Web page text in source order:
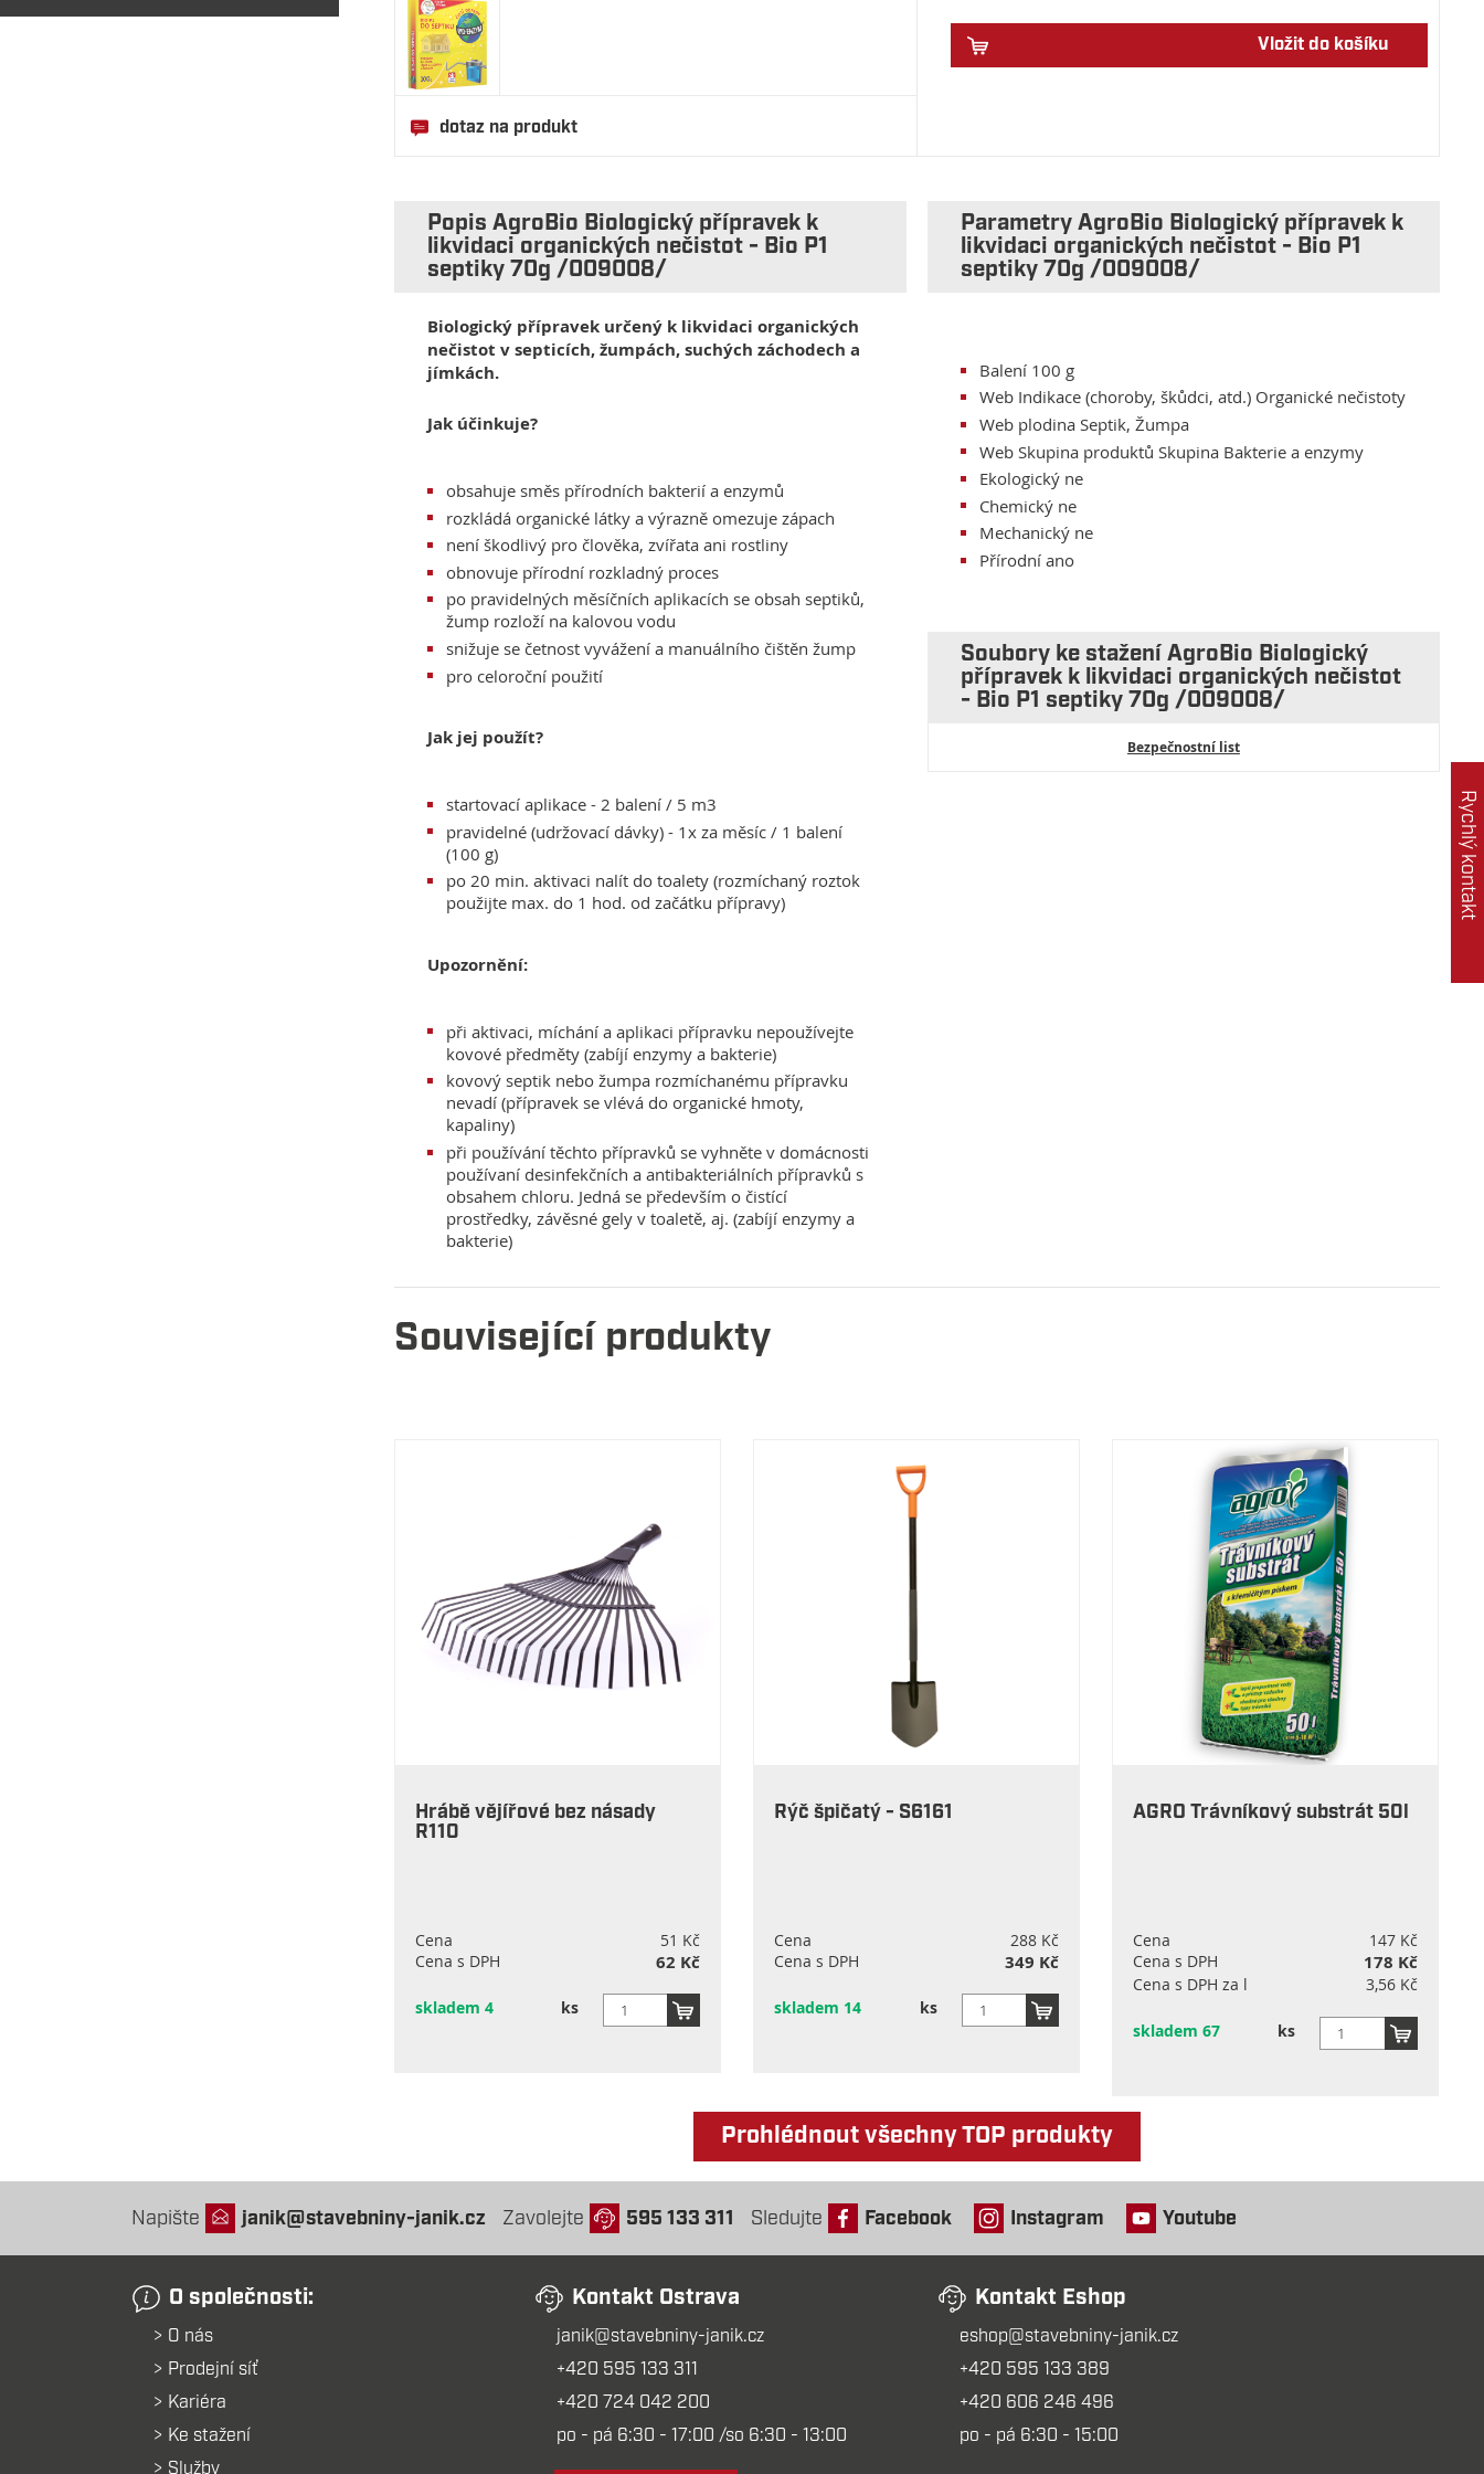
dotaz na produkt
Vložit do košíku
Popis AgroBio Biologický přípravek k
likvidaci organických nečistot - Bio P1
septiky 70g /009008/
Biologický přípravek určený k likvidaci organických
nečistot v septicích, žumpách, suchých záchodech a
jímkách.
Jak účinkuje?
obsahuje směs přírodních bakterií a enzymů
rozkládá organické látky a výrazně omezuje zápach
není škodlivý pro člověka, zvířata ani rostliny
obnovuje přírodní rozkladný proces
po pravidelných měsíčních aplikacích se obsah septiků,
žump rozloží na kalovou vodu
snižuje se četnost vyvážení a manuálního čištěn žump
pro celoroční použití
Jak jej použít?
startovací aplikace - 2 balení / 5 m3
pravidelné (udržovací dávky) - 1x za měsíc / 1 balení
(100 g)
po 20 min. aktivaci nalít do toalety (rozmíchaný roztok
použijte max. do 1 hod. od začátku přípravy)
Upozornění:
při aktivaci, míchání a aplikaci přípravku nepoužívejte
kovové předměty (zabíjí enzymy a bakterie)
kovový septik nebo žumpa rozmíchanému přípravku
nevadí (přípravek se vlévá do organické hmoty,
kapaliny)
při používání těchto přípravků se vyhněte v domácnosti
používaní desinfekčních a antibakteriálních přípravků s
obsahem chloru. Jedná se především o čistící
prostředky, závěsné gely v toaletě, aj. (zabíjí enzymy a
bakterie)
Parametry AgroBio Biologický přípravek k
likvidaci organických nečistot - Bio P1
septiky 70g /009008/
Balení 100 g
Web Indikace (choroby, škůdci, atd.) Organické nečistoty
Web plodina Septik, Žumpa
Web Skupina produktů Skupina Bakterie a enzymy
Ekologický ne
Chemický ne
Mechanický ne
Přírodní ano
Soubory ke stažení AgroBio Biologický
přípravek k likvidaci organických nečistot
- Bio P1 septiky 70g /009008/
Bezpečnostní list
Související produkty
Hrábě vějířové bez násady
R110
Cena
51 Kč
Cena s DPH
62 Kč
skladem 4 ks
Rýč špičatý - S6161
Cena
288 Kč
Cena s DPH
349 Kč
skladem 14 ks
AGRO Trávníkový substrát 50l
Cena
147 Kč
Cena s DPH
178 Kč
Cena s DPH za l 3,56 Kč
skladem 67 ks
Prohlédnout všechny TOP produkty
Napište janik@stavebniny-janik.cz Zavolejte 595 133 311 Sledujte Facebook Instagram Youtube
O společnosti:
O nás
Prodejní síť
Kariéra
Ke stažení
Služby
Kontakt Ostrava
janik@stavebniny-janik.cz
+420 595 133 311
+420 724 042 200
po - pá 6:30 - 17:00 /so 6:30 - 13:00
Kontakt Eshop
eshop@stavebniny-janik.cz
+420 595 133 389
+420 606 246 496
po - pá 6:30 - 15:00
Rychlý kontakt